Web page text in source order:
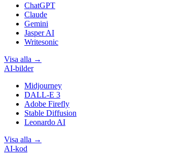
ChatGPT
Claude
Gemini
Jasper AI
Writesonic
Visa alla →
AI-bilder
Midjourney
DALL-E 3
Adobe Firefly
Stable Diffusion
Leonardo AI
Visa alla →
AI-kod